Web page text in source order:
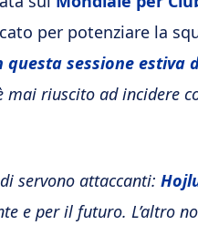
per potenziare la
questa sessione estiva
riuscito ad incidere
servono attaccanti:
e per il futuro. L’altro